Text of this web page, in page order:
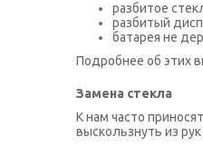
разбитое
разбитый
батарея не
Подробнее об этих
Замена стекла
К нам часто
выскользнуть из